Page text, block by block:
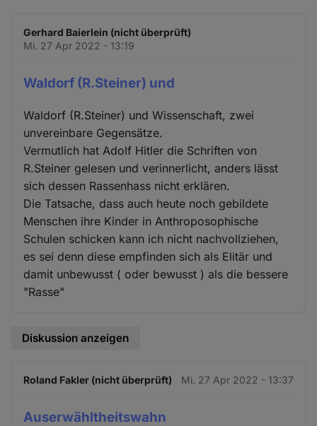
Gerhard Baierlein (nicht überprüft)
Mi. 27 Apr 2022 - 13:19
Waldorf (R.Steiner) und
Waldorf (R.Steiner) und Wissenschaft, zwei
unvereinbare Gegensätze.
Vermutlich hat Adolf Hitler die Schriften von
R.Steiner gelesen und verinnerlicht, anders lässt
sich dessen Rassenhass nicht erklären.
Die Tatsache, dass auch heute noch gebildete
Menschen ihre Kinder in Anthroposophische
Schulen schicken kann ich nicht nachvollziehen,
es sei denn diese empfinden sich als Elitär und
damit unbewusst ( oder bewusst ) als die bessere
"Rasse"
Diskussion anzeigen
Roland Fakler (nicht überprüft) Mi. 27 Apr 2022 - 13:37
Auserwähltheitswahn